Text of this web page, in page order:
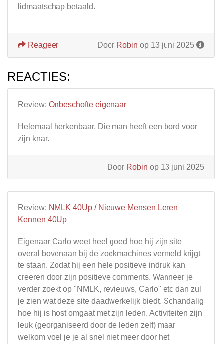
lidmaatschap betaald.
Door Robin op 13 juni 2025
Reageer
REACTIES:
Review: Onbeschofte eigenaar
Helemaal herkenbaar. Die man heeft een bord voor
zijn knar.
Door Robin op 13 juni 2025
Review: NMLK 40Up / Nieuwe Mensen Leren
Kennen 40Up
Eigenaar Carlo weet heel goed hoe hij zijn site
overal bovenaan bij de zoekmachines vermeld krijgt
te staan. Zodat hij een hele positieve indruk kan
creeren door zijn positieve comments. Wanneer je
verder zoekt op "NMLK, revieuws, Carlo" etc dan zul
je zien wat deze site daadwerkelijk biedt. Schandalig
hoe hij is host omgaat met zijn leden. Activiteiten zijn
leuk (georganiseerd door de leden zelf) maar
welkom voel je je al snel niet meer door het